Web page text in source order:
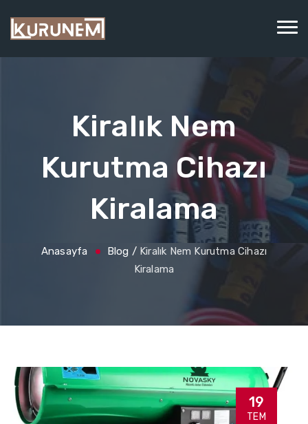
Kiralık Nem
Kurutma Cihazı
Kiralama
Anasayfa Blog / Kiralık Nem Kurutma Cihazı
Kiralama
19
TEM